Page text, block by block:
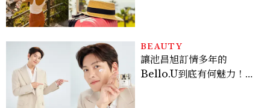
BEAUTY
讓池昌旭訂情多年的
Bello.U到底有何魅力！揭